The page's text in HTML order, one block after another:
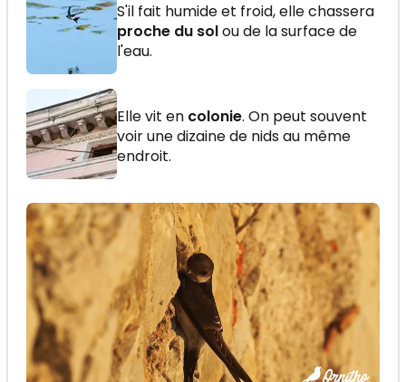
S'il fait humide et froid, elle chassera
proche du solou de la surface de
l'eau.
Elle vit en colonie. On peut souvent
voir une dizaine de nids au même
endroit.